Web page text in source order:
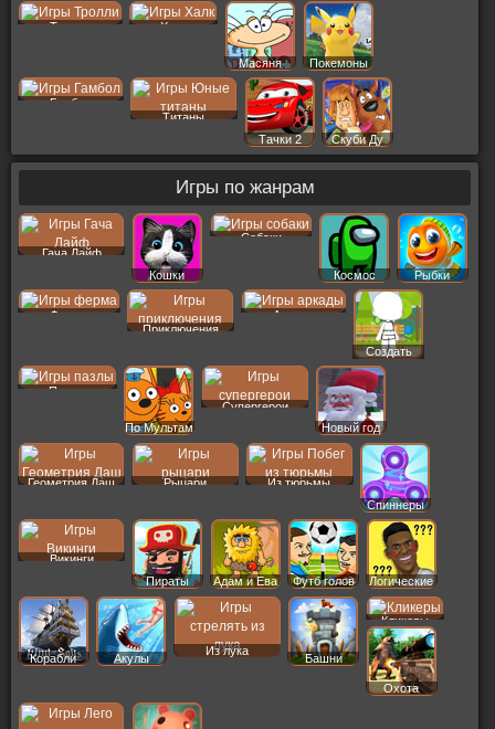
Тролли Халк
Масяня Покемоны
Гамбол
Титаны
Тачки 2
Скуби Ду
Игры по жанрам
Гача Лайф
Кошки
Собаки
Космос Рыбки
Ферма
Приключения
Аркады
Создать
Пер
Пазлы
По Мультам
Супергерои
Новый год
Геометрия Даш Рыцари
Из тюрьмы
Спиннеры
Викинги
Пираты
Адам и Ева Футб голов Логические
Корабли Акулы
Из лука
Башни
Кликеры
Охота